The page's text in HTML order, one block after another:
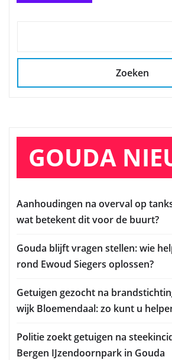
Zoeken
GOUDA
Aanhoudingen na overval op
wat betekent dit voor de buurt?
Gouda blijft vragen stellen: wie
rond Ewoud Siegers oplossen?
Getuigen gezocht na
wijk Bloemendaal: zo kunt u
Politie zoekt getuigen na
Bergen IJzendoornpark in Gouda